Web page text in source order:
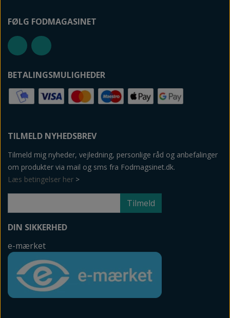
FØLG FODMAGASINET
BETALINGSMULIGHEDER
TILMELD NYHEDSBREV
Tilmeld mig nyheder, vejledning, personlige råd og anbefalinger
om produkter via mail og sms fra Fodmagsinet.dk.
Læs betingelser her >
Tilmeld
DIN SIKKERHED
e-mærket